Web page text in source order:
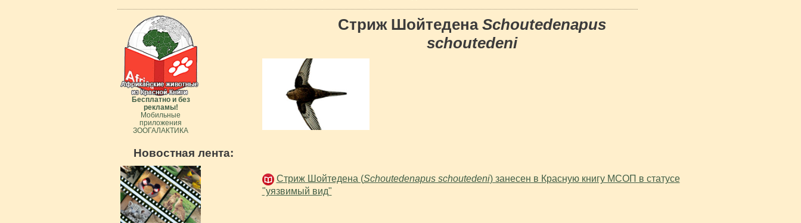
Стриж Шойтедена Schoutedenapus
schoutedeni
Стриж Шойтедена (Schoutedenapus schoutedeni) занесен в Красную книгу МСОП в статусе
"уязвимый вид"
Бесплатно и без
рекламы!
Мобильные
приложения
ЗООГАЛАКТИКА
Новостная лента: